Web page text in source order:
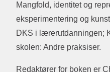
Mangfold, identitet og
eksperimentering og
DKS i lærerutdanningen;
skolen: Andre praksiser.
Redaktører for boken er